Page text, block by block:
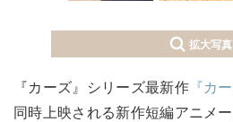
拡大写真
『カーズ』シリーズ最新作『カ
同時上映される新作短編アニメ